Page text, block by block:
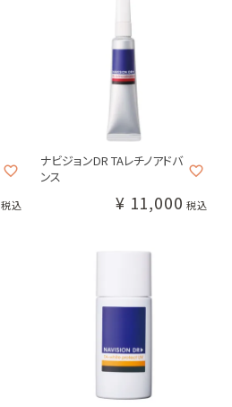
ZO SKIN HEALTH
スキンヘルス
税込
ナビジョンDR TAレチノアドバ
ンス
¥ 11,000 税込